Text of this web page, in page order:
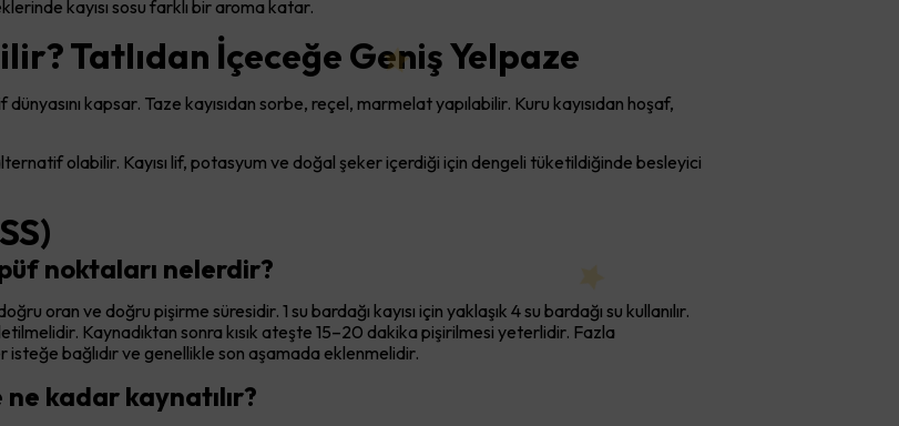
kayısı sosu farklı bir aroma katar.
Tatlıdan İçeceğe Geniş Yelpaze
kapsar. Taze kayısıdan sorbe, reçel, marmelat yapılabilir. Kuru kayısıdan hoşaf,
olabilir. Kayısı lif, potasyum ve doğal şeker içerdiği için dengeli tüketildiğinde besleyici
püf noktaları nelerdir?
oran ve doğru pişirme süresidir. 1 su bardağı kayısı için yaklaşık 4 su bardağı su kullanılır.
Kaynadıktan sonra kısık ateşte 15–20 dakika pişirilmesi yeterlidir. Fazla
isteğe bağlıdır ve genellikle son aşamada eklenmelidir.
ne kadar kaynatılır?